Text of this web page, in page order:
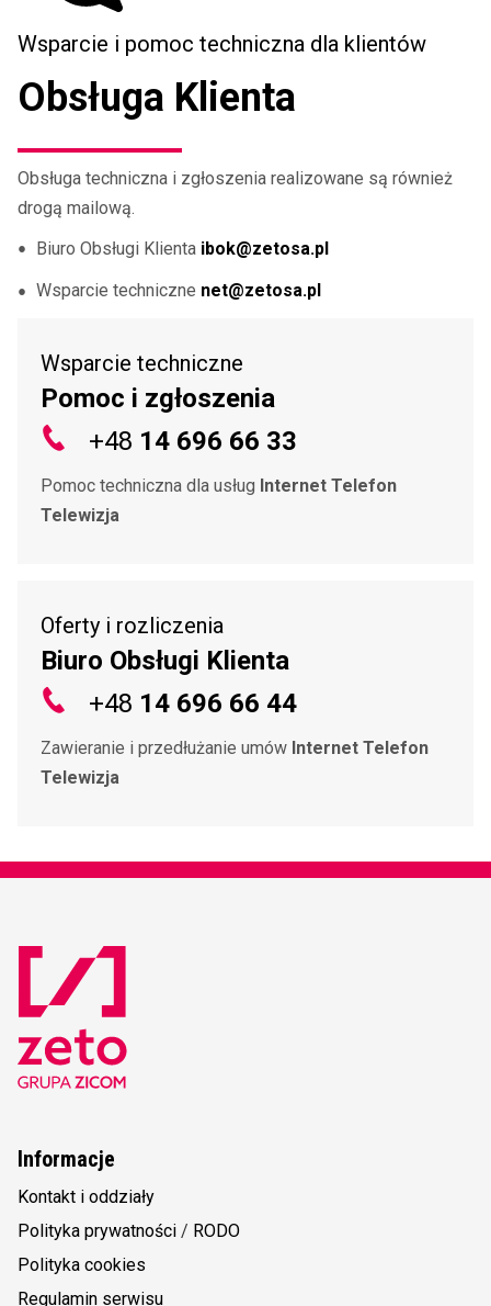
Wsparcie i pomoc techniczna dla klientów
Obsługa Klienta
Obsługa techniczna i zgłoszenia realizowane są również
drogą mailową.
Biuro Obsługi Klienta ibok@zetosa.pl
Wsparcie techniczne net@zetosa.pl
Wsparcie techniczne
Pomoc i zgłoszenia
+48 14 696 66 33
Pomoc techniczna dla usług Internet Telefon
Telewizja
Oferty i rozliczenia
Biuro Obsługi Klienta
+48 14 696 66 44
Zawieranie i przedłużanie umów Internet Telefon
Telewizja
Informacje
Kontakt i oddziały
Polityka prywatności / RODO
Polityka cookies
Regulamin serwisu